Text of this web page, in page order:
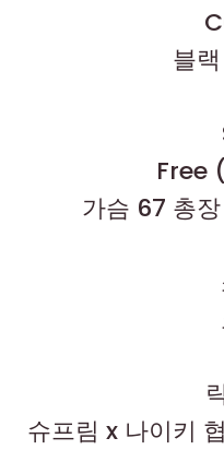
블
Free
가슴 67 총
슈프림 x 나이키